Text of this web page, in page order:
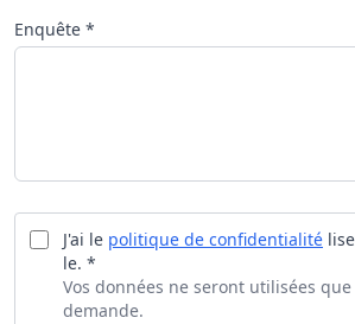
Enquête *
J'ai le politique de confidentialité
le. *
Vos données ne seront utilisées
demande.